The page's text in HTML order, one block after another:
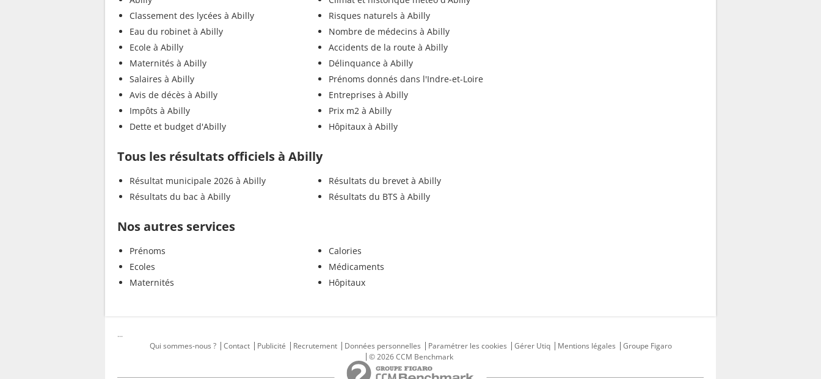
Classement des lycées à Abilly
Eau du robinet à Abilly
Ecole à Abilly
Maternités à Abilly
Salaires à Abilly
Avis de décès à Abilly
Impôts à Abilly
Dette et budget d'Abilly
Risques naturels à Abilly
Nombre de médecins à Abilly
Accidents de la route à Abilly
Délinquance à Abilly
Prénoms donnés dans l'Indre-et-Loire
Entreprises à Abilly
Prix m2 à Abilly
Hôpitaux à Abilly
Tous les résultats officiels à Abilly
Résultat municipale 2026 à Abilly
Résultats du bac à Abilly
Résultats du brevet à Abilly
Résultats du BTS à Abilly
Nos autres services
Prénoms
Ecoles
Maternités
Calories
Médicaments
Hôpitaux
...
Qui sommes-nous ?
Contact Publicité Recrutement Données personnelles Paramétrer les cookies Gérer Utiq Mentions légales
Groupe Figaro
© 2026 CCM Benchmark